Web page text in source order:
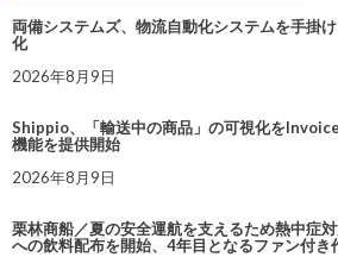
両備システムズ、物流自動化システムを手掛
化
2026年8月9日
Shippio、「輸送中の商品」の可視化を
機能を提供開始
2026年8月9日
栗林商船／夏の安全運航を支えるため熱中症
への飲料配布を開始、4年目となるファン付き